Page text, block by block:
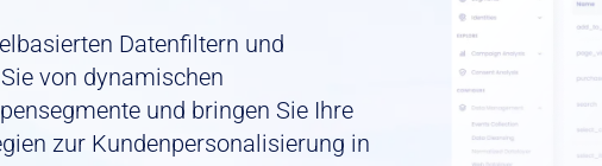
Datenfiltern und
von dynamischen
und bringen Sie Ihre
zur Kundenpersonalisierung in